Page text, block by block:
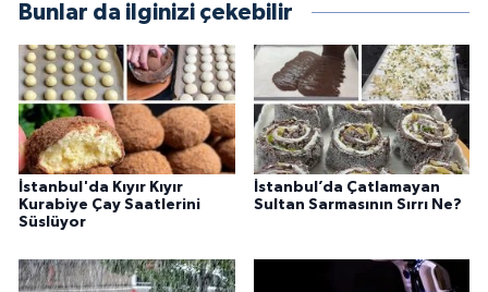
Bunlar da ilginizi çekebilir
İstanbul'da Kıyır Kıyır
Kurabiye Çay Saatlerini
Süslüyor
İstanbul’da Çatlamayan
Sultan Sarmasının Sırrı Ne?